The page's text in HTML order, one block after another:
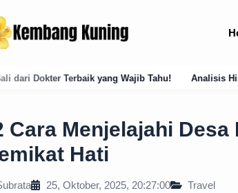
Tahu! Analisis Historis: Masuknya Islam ke
Cara Menjelajahi
Hati
25, Oktober, 2025, 20:27:00 Travel